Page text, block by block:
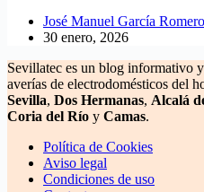
José Manuel García Romero
30 enero, 2026
Sevillatec es un blog informativo
averías de electrodomésticos del
Sevilla, Dos Hermanas, Alcalá
Coria del Río y Camas.
Política de Cookies
Aviso legal
Condiciones de uso